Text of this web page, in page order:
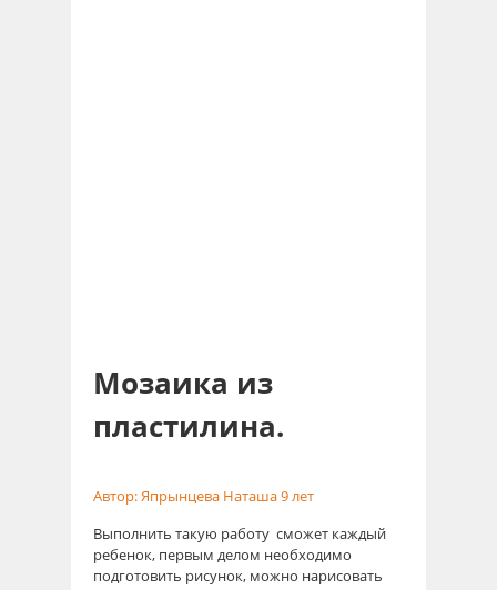
Мозаика из
пластилина.
Автор: Япрынцева Наташа 9 лет
Выполнить такую работу сможет каждый
ребенок, первым делом необходимо
подготовить рисунок, можно нарисовать